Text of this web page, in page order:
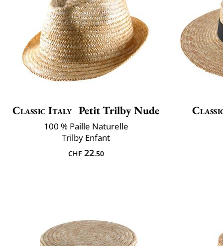
Classic Italy Petit Trilby Nude
100 % Paille Naturelle
Trilby Enfant
CHF22.50